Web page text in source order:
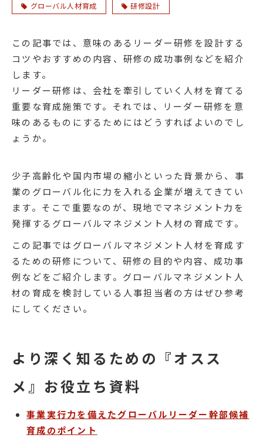
グローバル人材育成
研修設計
この記事では、意味のあるリーダー研修を設計する
コツやおすすめの内容、研修の成功事例などを紹介
します。
リーダー研修は、会社を牽引していく人材を育てる
重要な育成施策です。それでは、リーダー研修を意
味のあるものにするためにはどうすればよいのでし
ょうか。
少子高齢化や国内市場の縮小といった背景から、事
業のグローバル化に力を入れる企業が増えてきてい
ます。そこで重要なのが、現地でマネジメント力を
発揮するグローバルマネジメント人材の育成です。
この記事ではグローバルマネジメント人材を育成す
るための研修について、研修の目的や内容、成功事
例などをご紹介します。グローバルマネジメント人
材の育成を検討している人事担当者の方はぜひ参考
にしてください。
より深く知るための『オスス
メ』お役立ち資料
事業実行力を備えたグローバルリーダー幹部候補
育成のポイント